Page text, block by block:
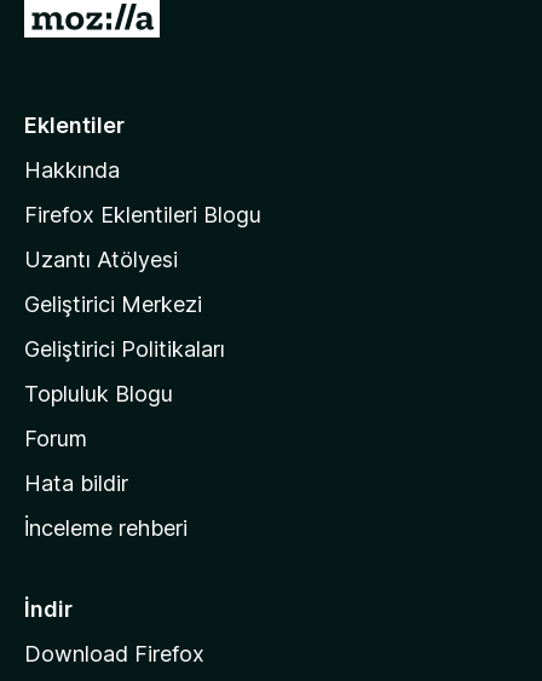
M
i
l
a
n
ı
n
n
a
s
y
a
ı
Eklentiler
Hakkında
Firefox Eklentileri Blogu
Uzantı Atölyesi
Geliştirici Merkezi
Geliştirici Politikaları
Topluluk Blogu
Forum
Hata bildir
İnceleme rehberi
İndir
Download Firefox